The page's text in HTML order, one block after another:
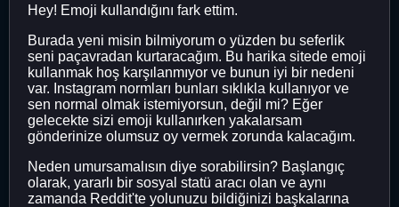
Hey! Emoji kullandığını fark ettim.
Burada yeni misin bilmiyorum o yüzden bu seferlik
seni paçavradan kurtaracağım. Bu harika sitede emoji
kullanmak hoş karşılanmıyor ve bunun iyi bir nedeni
var. Instagram normları bunları sıklıkla kullanıyor ve
sen normal olmak istemiyorsun, değil mi? Eğer
gelecekte sizi emoji kullanırken yakalarsam
gönderinize olumsuz oy vermek zorunda kalacağım.
Neden umursamalısın diye sorabilirsin? Başlangıç ​​
olarak, yararlı bir sosyal statü aracı olan ve aynı
zamanda Reddit'te yolunuzu bildiğinizi başkalarına